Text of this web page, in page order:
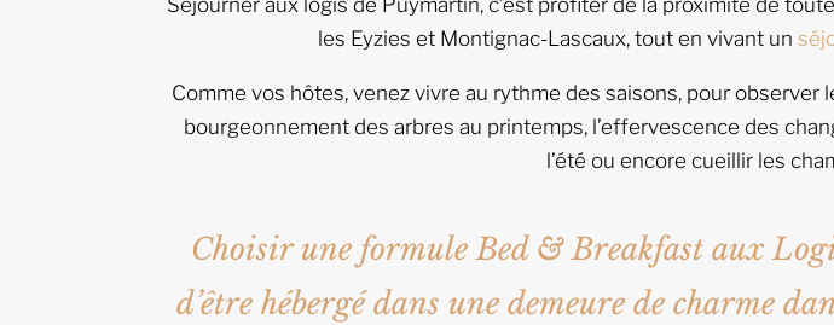
les Eyzies et Montignac-Lascaux, tout en vivant un
Comme vos hôtes, venez vivre au rythme des saisons, pour
bourgeonnement des arbres au printemps, l’effervescence des
l’été ou encore cueillir les
Choisir une formule Bed & Breakfast aux
d’être hébergé dans une demeure de charme